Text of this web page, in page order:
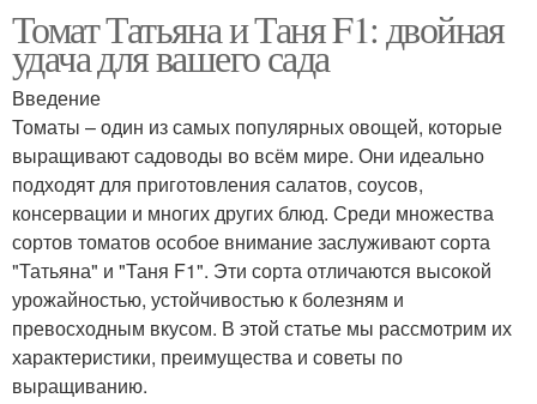
Томат Татьяна и Таня F1: двойная
удача для вашего сада
Введение
Томаты – один из самых популярных овощей, которые
выращивают садоводы во всём мире. Они идеально
подходят для приготовления салатов, соусов,
консервации и многих других блюд. Среди множества
сортов томатов особое внимание заслуживают сорта
"Татьяна" и "Таня F1". Эти сорта отличаются высокой
урожайностью, устойчивостью к болезням и
превосходным вкусом. В этой статье мы рассмотрим их
характеристики, преимущества и советы по
выращиванию.